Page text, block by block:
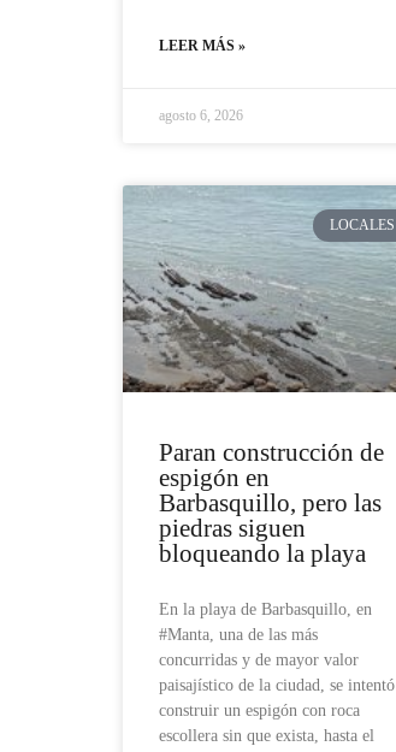
LEER MÁS »
agosto 6, 2026
LOCALES
Paran construcción de
espigón en
Barbasquillo, pero las
piedras siguen
bloqueando la playa
En la playa de Barbasquillo, en
#Manta, una de las más
concurridas y de mayor valor
paisajístico de la ciudad, se intentó
construir un espigón con roca
escollera sin que exista, hasta el